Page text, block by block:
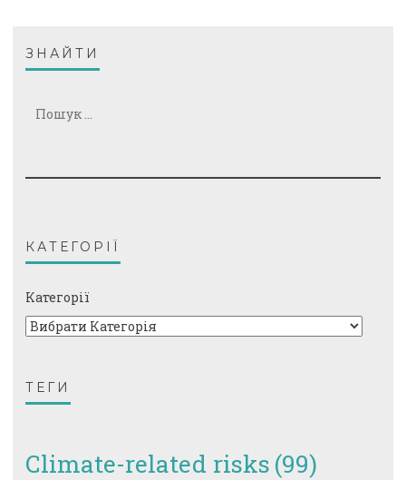
ЗНАЙТИ
КАТЕГОРІЇ
Категорії
ТЕГИ
Climate-related risks (99)